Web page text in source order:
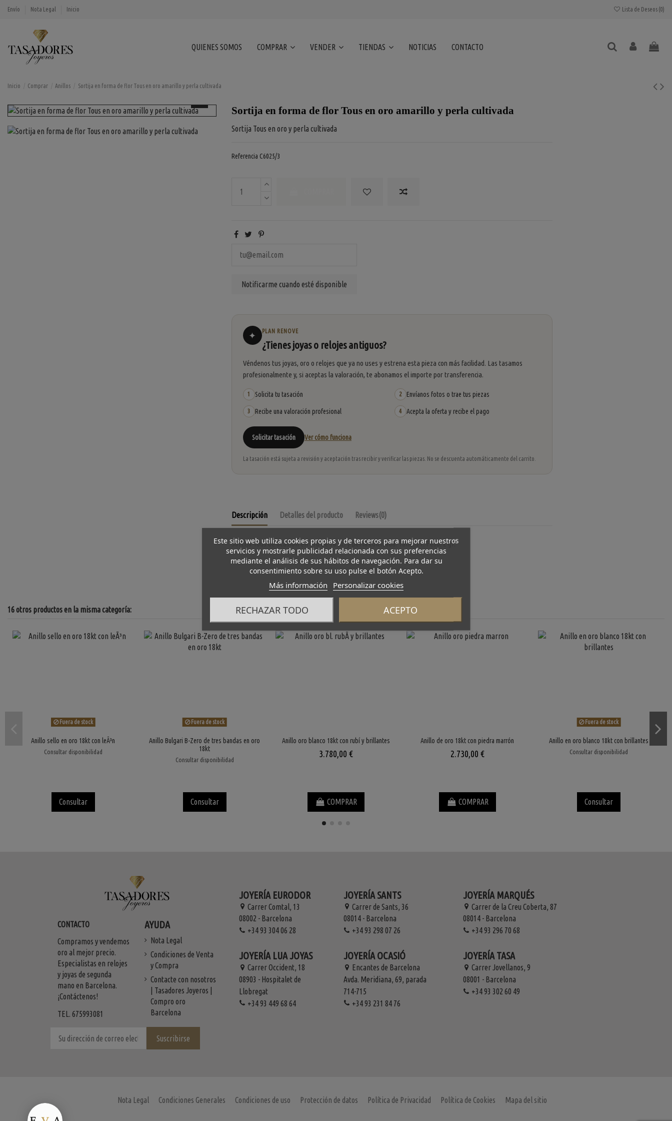
Envío Nota Legal Inicio Lista de Deseos (0)
QUIENES SOMOS COMPRAR VENDER TIENDAS NOTICIAS CONTACTO
Inicio Comprar Anillos Sortija en forma de flor Tous en oro amarillo y perla cultivada
Sortija en forma de flor Tous en oro amarillo y perla cultivada
Sortija Tous en oro y perla cultivada
Referencia C6025/3
✦ PLAN RENOVE
¿Tienes joyas o relojes antiguos?
Véndenos tus joyas, oro o relojes que ya no uses y estrena esta pieza con más facilidad. Las tasamos
profesionalmente y, si aceptas la valoración, te abonamos el importe por transferencia.
1 Solicita tu tasación 2 Envíanos fotos o trae tus piezas
3 Recibe una valoración profesional 4 Acepta la oferta y recibe el pago
Solicitar tasación Ver cómo funciona
La tasación está sujeta a revisión y aceptación tras recibir y verificar las piezas. No se descuenta automáticamente del carrito.
Descripción Detalles del producto Reviews(0)
Sortija Tous de ocasión en oro de 18 kt. y perla cultivada. Talla: 11. Peso: 2 gr.
16 otros productos en la misma categoría:
Fuera de stock
Anillo sello en oro 18kt con leÃ³n
Consultar disponibilidad
Consultar
Fuera de stock
Anillo Bulgari B-Zero de tres bandas en oro
18kt
Consultar disponibilidad
Consultar
Anillo oro blanco 18kt con rubí y brillantes
3.780,00 €
COMPRAR
Anillo de oro 18kt con piedra marrón
2.730,00 €
COMPRAR
Fuera de stock
Anillo en oro blanco 18kt con brillantes
Consultar disponibilidad
Consultar
CONTACTO
Compramos y vendemos
oro al mejor precio.
Especialistas en relojes
y joyas de segunda
mano en Barcelona.
¡Contáctenos!
TEL. 675993081
AYUDA
Nota Legal
Condiciones de Venta
y Compra
Contacte con nosotros
| Tasadores Joyeros |
Compro oro
Barcelona
JOYERÍA EURODOR
Carrer Comtal, 13
08002 - Barcelona
+34 93 304 06 28
JOYERÍA SANTS
Carrer de Sants, 36
08014 - Barcelona
+34 93 298 07 26
JOYERÍA LUA JOYAS
Carrer Occident, 18
08903 - Hospitalet de
Llobregat
+34 93 449 68 64
JOYERÍA OCASIÓ
Encantes de Barcelona
Avda. Meridiana, 69, parada
714-715
+34 93 231 84 76
JOYERÍA MARQUÉS
Carrer de la Creu Coberta, 87
08014 - Barcelona
+34 93 296 70 68
JOYERÍA TASA
Carrer Jovellanos, 9
08001 - Barcelona
+34 93 302 60 49
Nota Legal Condiciones Generales Condiciones de uso Protección de datos Política de Privacidad Política de Cookies Mapa del sitio
Este sitio web utiliza cookies propias y de terceros para mejorar nuestros
servicios y mostrarle publicidad relacionada con sus preferencias
mediante el análisis de sus hábitos de navegación. Para dar su
consentimiento sobre su uso pulse el botón Acepto.
Más información Personalizar cookies
RECHAZAR TODO ACEPTO